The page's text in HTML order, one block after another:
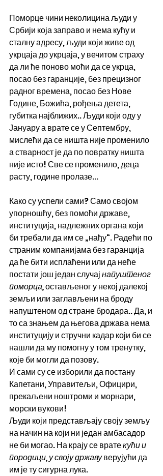
Поморце чини неколицина људи у
Србији која заправо и нема кућу и
сталну адресу, људи који живе од
укрцаја до укрцаја, у вечитом страху
да ли ће поново моћи да се укрца,
посао без гаранције, без прецизног
радног времена, посао без Нове
Године, Божића, рођења детета,
губитка најближих.. Људи који оду у
Јануару а врате се у Септембру,
мислећи да се ништа није променило
а стварност је да по повратку ништа
није исто! Све се променило, деца
расту, године пролазе...
Како су успели сами? Само својом
упорношћу, без помоћи државе,
институција, надлежних органа који
би требали да им се „нађу“. Радећи по
страним компанијама без гаранција
да ће бити исплаћени или да неће
постати још један случај напуштеног
поморца, остављеног у некој далекој
земљи или заглављени на броду
напуштеном од стране бродара.. Да, и
то са знањем да његова држава нема
институцију и стручни кадар који би се
нашли да му помогну у том тренутку,
које би могли да позову.
И сами су се изборили да постану
Капетани, Управитељи, Официри,
прекаљени ноштроми и морнари,
морски вукови!
Људи који представљају своју земљу
на начин на који ни један амбасадор
не би могао. На крају се врате кући и
породици, у своју државу верујући да
им је ту сигурна лука.